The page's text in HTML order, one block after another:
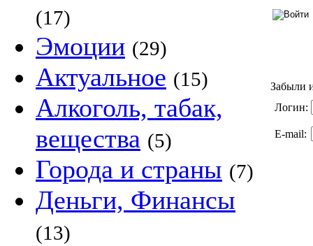
(17)
Эмоции (29)
Актуальное (15)
Алкоголь, табак,
вещества (5)
Города и страны (7)
Деньги, Финансы
(13)
Забыли
Логин:
E-mail: